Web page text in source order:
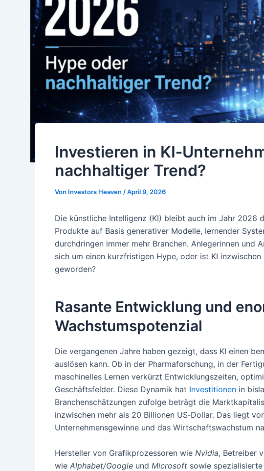
Investieren in
nachhaltiger Trend?
Von Investors Heaven /April 9, 2026
Die künstliche Intelligenz (KI) bleibt auch im Jahr 2026
Produkte auf Basis generativer Modelle, lernender
durchdringen immer mehr Branchen. Anlegerinnen und
sich um einen kurzfristigen Hype, oder ist KI
geworden?
Rasante Entwicklung und
Wachstumspotenzial
Die vergangenen Jahre haben gezeigt, dass KI einen
auslösen kann. Ob in der Pharmaforschung, in der
maschinelles Lernen verkürzt Entwicklungszeiten,
Geschäftsfelder. Diese Dynamik hat Investitionen in
Branchenschätzungen zufolge beträgt die
inzwischen mehr als 20 Billionen US‑Dollar. Das liegt
Unternehmensgewinne und das Wirtschaftswachstum
Hersteller von Grafikprozessoren wie Nvidia, Betreiber
wie Alphabet/Google und Microsoft sowie